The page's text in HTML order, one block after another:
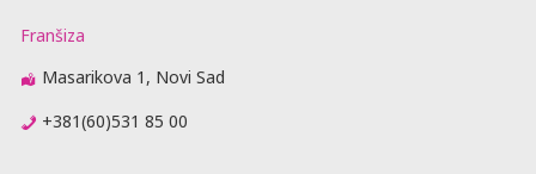
Franšiza
Masarikova 1, Novi Sad
+381(60)531 85 00